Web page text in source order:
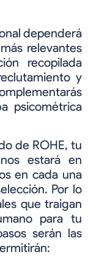
dependerá
relevantes
recopilada
y
psicométrica
de ROHE, tu
estará en
en cada una
Por lo
que traigan
para tu
serán las